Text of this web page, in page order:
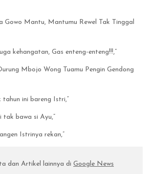
Gowo Mantu, Mantumu Rewel Tak Tinggal
kehangatan, Gas enteng-enteng!!!,”
Mbojo Wong Tuamu Pengin Gendong
tahun ini bareng Istri,”
tak bawa si Ayu,”
Istrinya rekan,”
dan Artikel lainnya di Google News